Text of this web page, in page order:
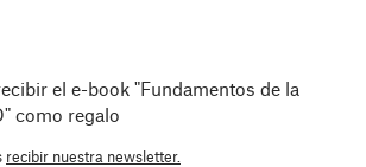
el e-book "Fundamentos de la
como regalo
recibir nuestra newsletter.